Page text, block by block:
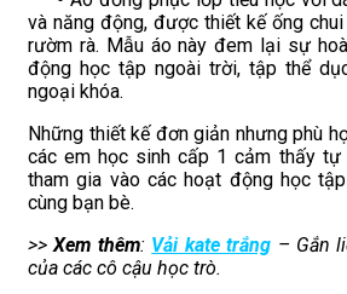
và năng động, được thiết kế ống
rườm rà. Mẫu áo này đem lại sự
động học tập ngoài trời, tập thể
ngoại khóa.
Những thiết kế đơn giản nhưng phù
các em học sinh cấp 1 cảm thấy
tham gia vào các hoạt động học
cùng bạn bè.
>>Xem thêm: Vải kate trắng – Gắn
của các cô cậu học trò.